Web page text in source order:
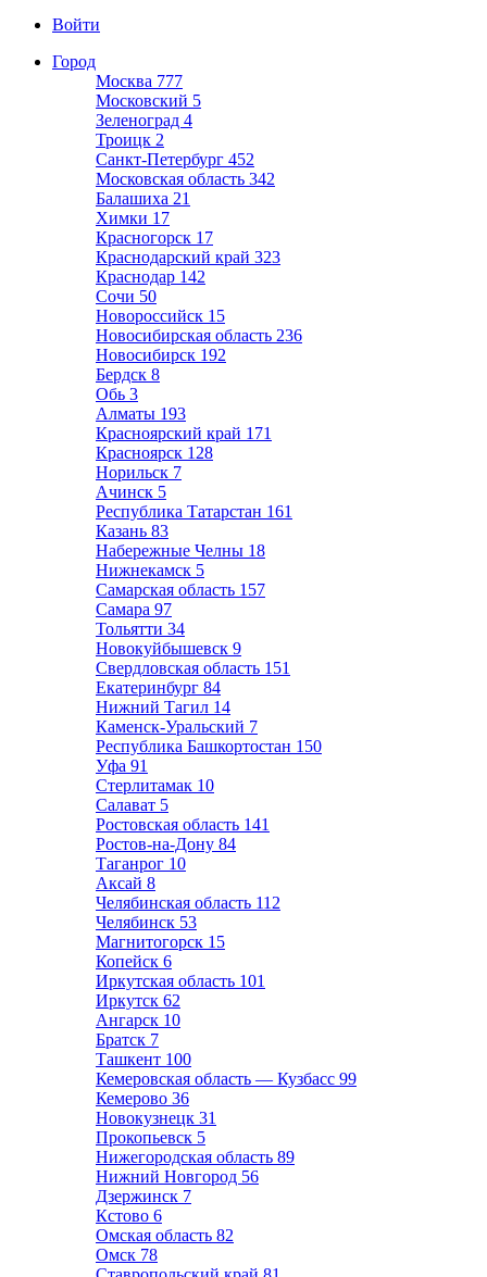
Войти
Город
Москва 777
Московский 5
Зеленоград 4
Троицк 2
Санкт-Петербург 452
Московская область 342
Балашиха 21
Химки 17
Красногорск 17
Краснодарский край 323
Краснодар 142
Сочи 50
Новороссийск 15
Новосибирская область 236
Новосибирск 192
Бердск 8
Обь 3
Алматы 193
Красноярский край 171
Красноярск 128
Норильск 7
Ачинск 5
Республика Татарстан 161
Казань 83
Набережные Челны 18
Нижнекамск 5
Самарская область 157
Самара 97
Тольятти 34
Новокуйбышевск 9
Свердловская область 151
Екатеринбург 84
Нижний Тагил 14
Каменск-Уральский 7
Республика Башкортостан 150
Уфа 91
Стерлитамак 10
Салават 5
Ростовская область 141
Ростов-на-Дону 84
Таганрог 10
Аксай 8
Челябинская область 112
Челябинск 53
Магнитогорск 15
Копейск 6
Иркутская область 101
Иркутск 62
Ангарск 10
Братск 7
Ташкент 100
Кемеровская область — Кузбасс 99
Кемерово 36
Новокузнецк 31
Прокопьевск 5
Нижегородская область 89
Нижний Новгород 56
Дзержинск 7
Кстово 6
Омская область 82
Омск 78